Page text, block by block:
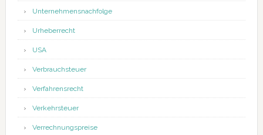
Unternehmensnachfolge
Urheberrecht
USA
Verbrauchsteuer
Verfahrensrecht
Verkehrsteuer
Verrechnungspreise